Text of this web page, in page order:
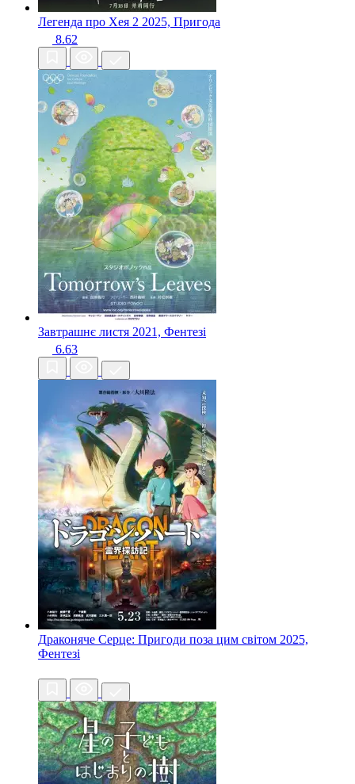
Легенда про Хея 2 2025, Пригода
8.62
Завтрашнє листя 2021, Фентезі
6.63
Драконяче Серце: Пригоди поза цим світом 2025,
Фентезі